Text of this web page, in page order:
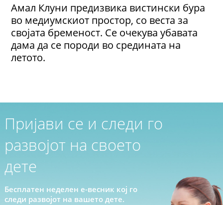
Амал Клуни предизвика вистински бура
во медиумскиот простор, со веста за
својата бременост. Се очекува убавата
дама да се породи во средината на
летото.
Пријави се и следи го
развојот на своето
дете
Бесплатен неделен е-весник кој го
следи развојот на вашето дете.